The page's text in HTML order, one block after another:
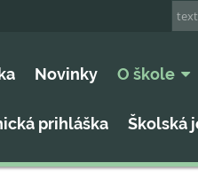
Novinky O škole
prihláška Školská